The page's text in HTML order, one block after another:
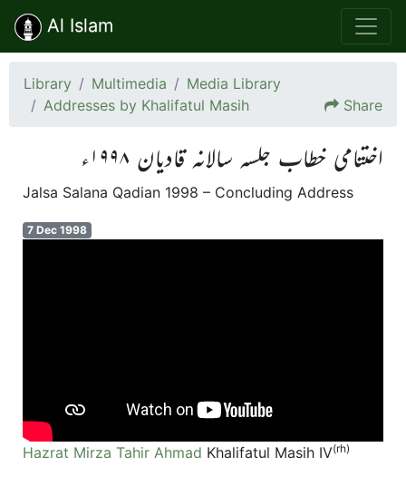
Al Islam
Library Multimedia
Media Library
Addresses by Khalifatul Masih
Share
اختتامی خطاب جلسہ سالانہ قادیان ۱۹۹۸ء
Jalsa Salana Qadian 1998 – Concluding Address
7 Dec 1998
Hazrat Mirza Tahir Ahmad Khalifatul Masih IV(rh)